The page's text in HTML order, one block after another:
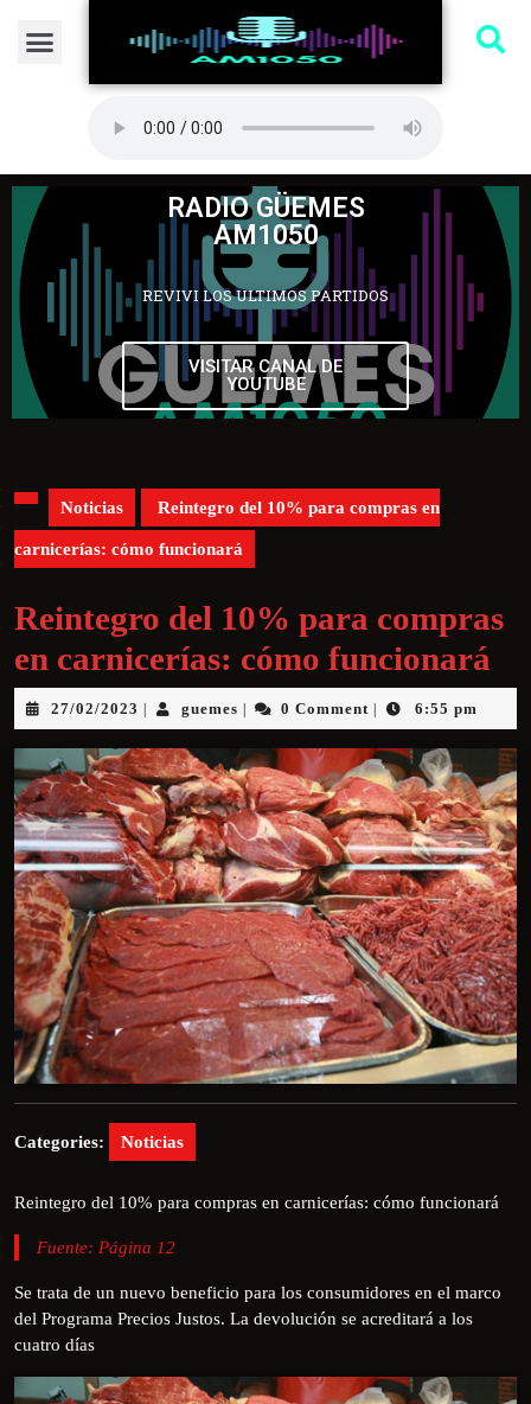
RADIO GÜEMES
AM1050
REVIVI LOS ULTIMOS PARTIDOS
VISITAR CANAL DE
YOUTUBE
Noticias Reintegro del 10% para compras en
carnicerías: cómo funcionará
Reintegro del 10% para compras
en carnicerías: cómo funcionará
27/02/2023 guemes 0 Comment 6:55 pm
Categories: Noticias
Reintegro del 10% para compras en carnicerías: cómo funcionará
Fuente: Página 12
Se trata de un nuevo beneficio para los consumidores en el marco
del Programa Precios Justos. La devolución se acreditará a los
cuatro días